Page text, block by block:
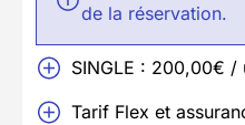
de la réservation.
SINGLE : 200,00€ /
Tarif Flex et